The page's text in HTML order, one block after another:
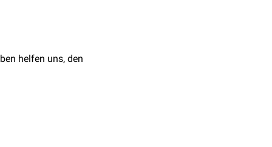
beiden erfassten
in der Praxis meist
Situation befindet, in
bringen können,
helfen uns, den